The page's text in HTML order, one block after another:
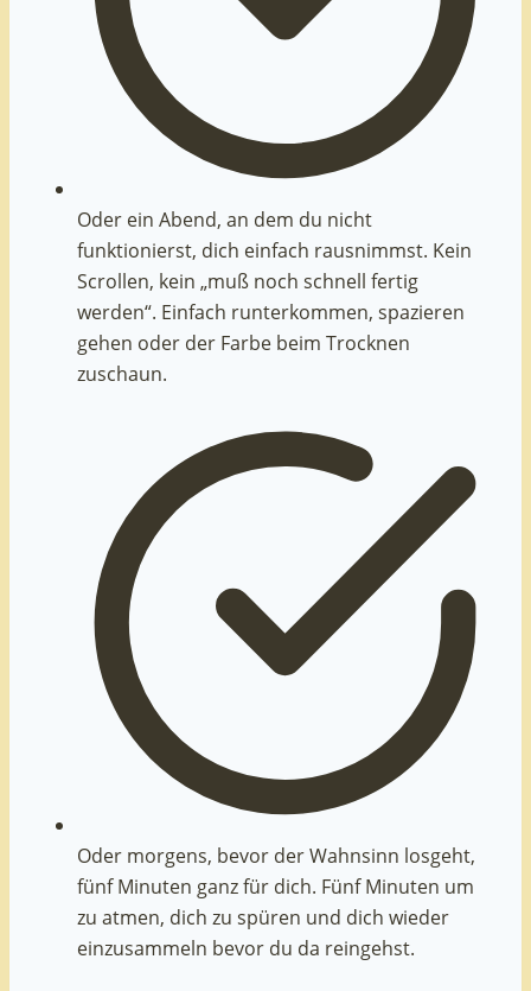
Oder ein Abend, an dem du nicht
funktionierst, dich einfach rausnimmst. Kein
Scrollen, kein „muß noch schnell fertig
werden“. Einfach runterkommen, spazieren
gehen oder der Farbe beim Trocknen
zuschaun.
Oder morgens, bevor der Wahnsinn losgeht,
fünf Minuten ganz für dich. Fünf Minuten um
zu atmen, dich zu spüren und dich wieder
einzusammeln bevor du da reingehst.